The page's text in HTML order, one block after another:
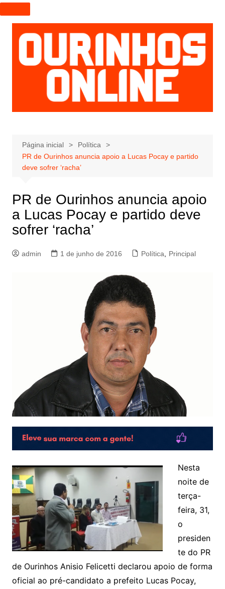
I
r
p
a
r
a
e
ú
d
Página inicial
Política
PR de Ourinhos anuncia apoio a Lucas Pocay e partido
deve sofrer ‘racha’
PR de Ourinhos anuncia apoio
a Lucas Pocay e partido deve
sofrer ‘racha’
admin 1 de junho de 2016 Política Principal
Nesta
noite de
terça-
feira, 31,
o
presiden
te do PR
de Ourinhos Anisio Felicetti declarou apoio de forma
oficial ao pré-candidato a prefeito Lucas Pocay,